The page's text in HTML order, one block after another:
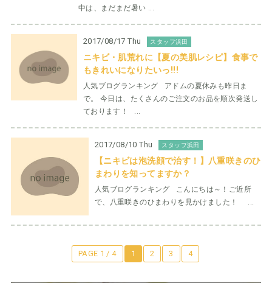
中は、まだまだ暑い ...
2017/08/17 Thu スタッフ浜田
ニキビ・肌荒れに【夏の美肌レシピ】食事で
もきれいになりたいっ!!!
人気ブログランキング アドムの夏休みも昨日ま
で。 今日は、たくさんのご注文のお品を順次発送し
ております！ ...
2017/08/10 Thu スタッフ浜田
【ニキビは泡洗顔で治す！】八重咲きのひ
まわりを知ってますか？
人気ブログランキング こんにちは～！ご近所
で、八重咲きのひまわりを見かけました！ ...
PAGE 1 / 4 1 2 3 4